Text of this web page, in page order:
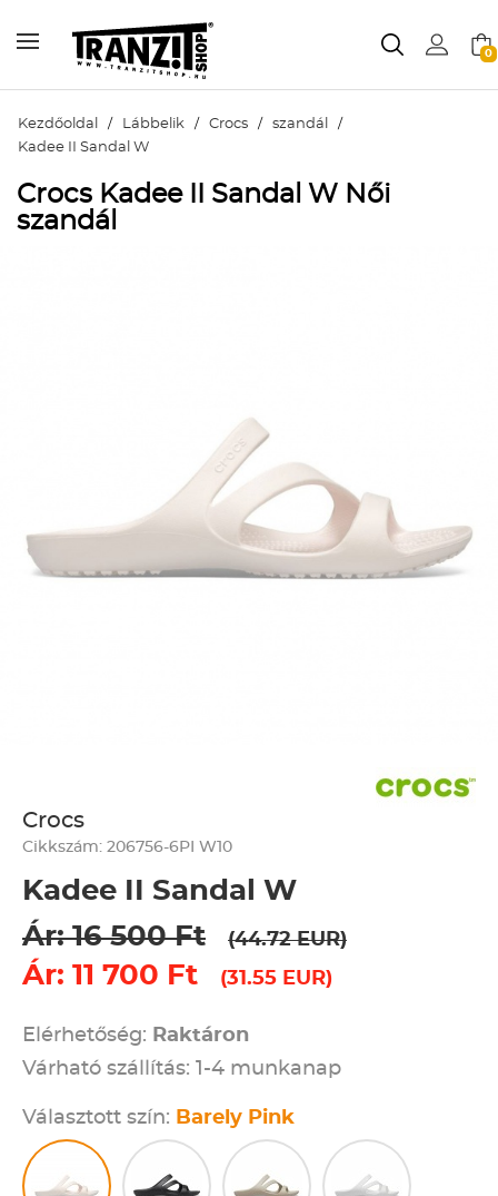
0
Kezdőoldal / Lábbelik / Crocs / szandál /
Kadee II Sandal W
Crocs Kadee II Sandal W Női
szandál
Crocs
Cikkszám: 206756-6PI W10
Kadee II Sandal W
Ár: 16 500 Ft
(44.72 EUR)
Ár: 11 700 Ft (31.55 EUR)
Elérhetőség: Raktáron
Várható szállítás: 1-4 munkanap
Választott szín: Barely Pink